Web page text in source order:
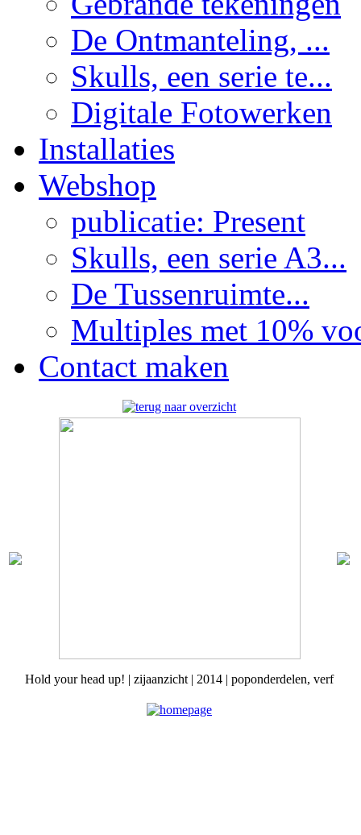
De Ontmanteling, ...
Skulls, een serie te...
Digitale Fotowerken
Installaties
Webshop
publicatie: Present
Skulls, een serie A3...
De Tussenruimte...
Multiples met 10%
Contact maken
Hold your head up! | zijaanzicht | 2014 | poponderdelen, verf